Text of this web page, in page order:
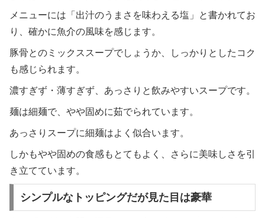
メニューには「出汁のうまさを味わえる塩」と書かれてお
り、確かに魚介の風味を感じます。
豚骨とのミックススープでしょうか、しっかりとしたコク
も感じられます。
濃すぎず・薄すぎず、あっさりと飲みやすいスープです。
麺は細麺で、やや固めに茹でられています。
あっさりスープに細麺はよく似合います。
しかもやや固めの食感もとてもよく、さらに美味しさを引
き立てています。
シンプルなトッピングだが見た目は豪華